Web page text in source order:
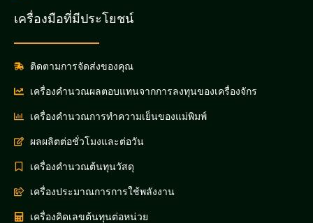
เครื่องมือที่มีประโยชน์
ติดตามการจัดส่งของคุณ
เครื่องคำนวณผลตอบแทนจากการลงทุนของเครื่องจักร
เครื่องคำนวณการทำความเย็นของแม่พิมพ์
ผลผลิตต่อชั่วโมงและต่อวัน
เครื่องคำนวณต้นทุนวัสดุ
เครื่องประมาณการการใช้พลังงาน
เครื่องคิดเลขต้นทุนต่อหน่วย